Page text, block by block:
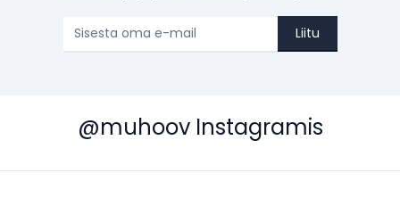
Liitu
@muhoov Instagramis